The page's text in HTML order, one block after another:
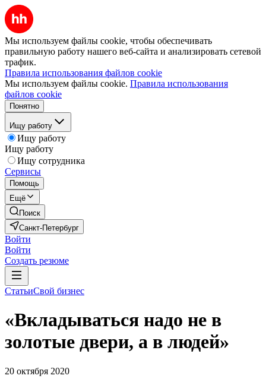
Мы используем файлы cookie, чтобы обеспечивать
правильную работу нашего веб-сайта и анализировать сетевой
трафик.
Правила использования файлов cookie
Мы используем файлы cookie. Правила использования
файлов cookie
Понятно
Ищу работу
Ищу работу
Ищу работу
Ищу сотрудника
Сервисы
Помощь
Ещё
Поиск
Санкт-Петербург
Войти
Войти
Создать резюме
СтатьиСвой бизнес
«Вкладываться надо не в
золотые двери, а в людей»
20 октября 2020